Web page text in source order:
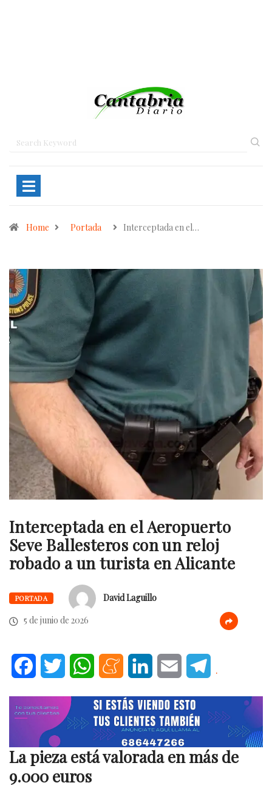
Home Portada Interceptada en el…
Interceptada en el Aeropuerto
Seve Ballesteros con un reloj
robado a un turista en Alicante
PORTADA
David Laguillo
5 de junio de 2026
FacebookTwitter WhatsAppMeneameLinkedInEmail .
La pieza está valorada en más de
9.000 euros